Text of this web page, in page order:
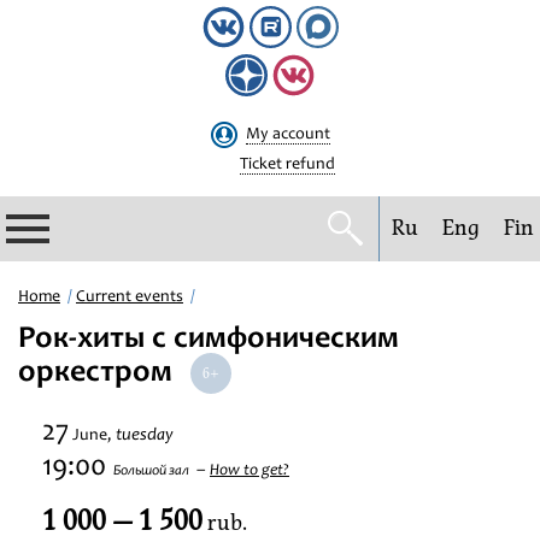
My account
Ticket refund
Philharmonic
Current events
Festivals
Ru Eng Fin
Home Current events
Рок-хиты с симфоническим
оркестром
27 June, tuesday
19:00 Большой зал How to get?
1 000 — 1 500rub.